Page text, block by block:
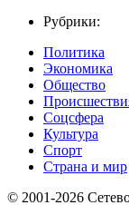
Рубрики:
Политика
Экономика
Общество
Соцсфера
Культура
Спорт
Страна и мир
© 2001-2026